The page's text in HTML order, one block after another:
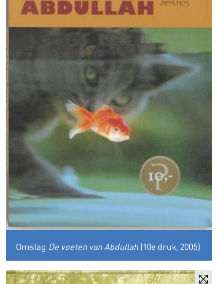
Omslag De voeten van Abdullah (10e druk, 2005)